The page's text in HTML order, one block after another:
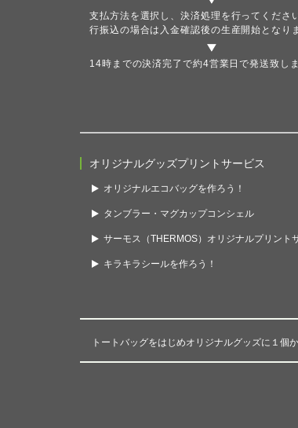
支払方法を選択し、決済処理を行ってくださ
行振込の場合は入金確認後の生産開始となり
14時までの決済完了で約4営業日で発送致しま
オリジナルグッズプリントサービス
オリジナルエコバッグを作ろう！
タンブラー・マグカップコンシェル
サーモス（THERMOS）オリジナルプリント
キラキラシールを作ろう！
トートバッグをはじめオリジナルグッズに１個